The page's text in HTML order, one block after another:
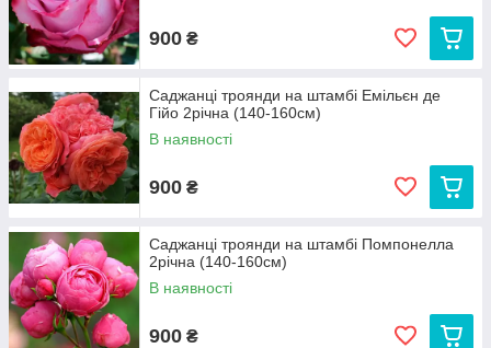
900 ₴
Саджанці троянди на штамбі Емільєн де
Гійо 2річна (140-160см)
В наявності
900 ₴
Саджанці троянди на штамбі Помпонелла
2річна (140-160см)
В наявності
900 ₴